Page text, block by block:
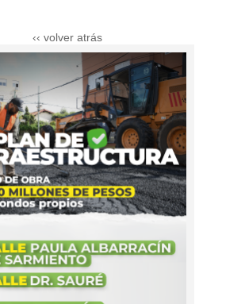
‹‹ volver atrás